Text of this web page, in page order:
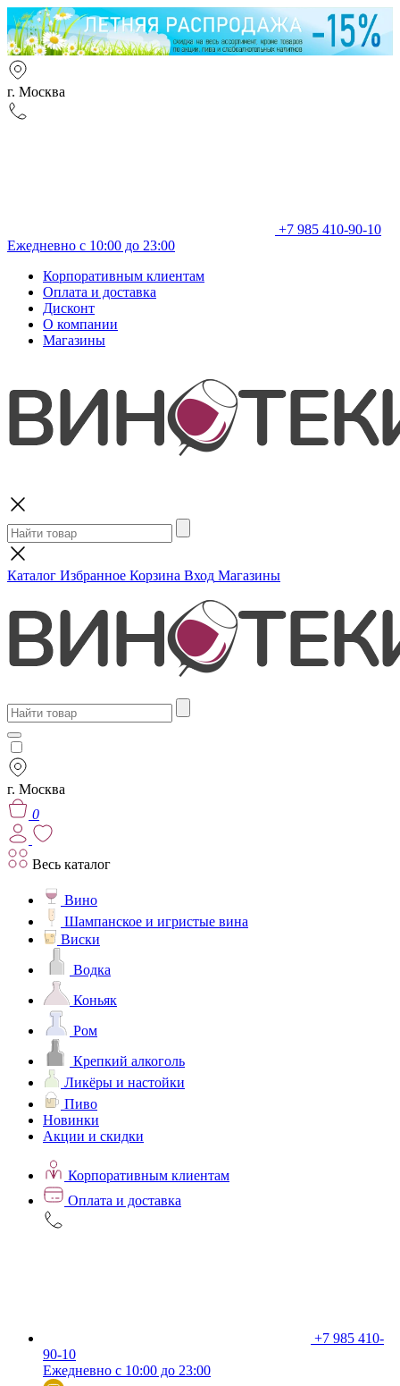
г. Москва
+7 985 410-90-10
Ежедневно с 10:00 до 23:00
Корпоративным клиентам
Оплата и доставка
Дисконт
О компании
Магазины
Каталог Избранное Корзина Вход Магазины
г. Москва
0
Весь каталог
Вино
Шампанское и игристые вина
Виски
Водка
Коньяк
Ром
Крепкий алкоголь
Ликёры и настойки
Пиво
Новинки
Акции и скидки
Корпоративным клиентам
Оплата и доставка
+7 985 410-
90-10
Ежедневно с 10:00 до 23:00